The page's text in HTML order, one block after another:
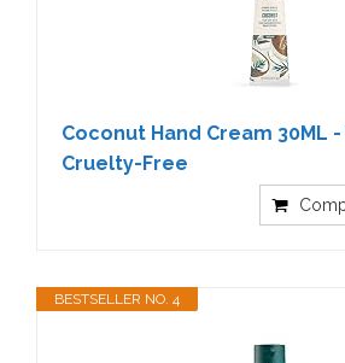
Coconut Hand Cream 30ML
Cruelty-Free
BESTSELLER NO. 4